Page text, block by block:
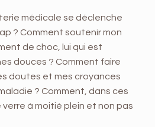
médicale se déclenche
? Comment soutenir mon
de choc, lui qui est
douces ? Comment faire
doutes et mes croyances
? Comment, dans ces
à moitié plein et non pas